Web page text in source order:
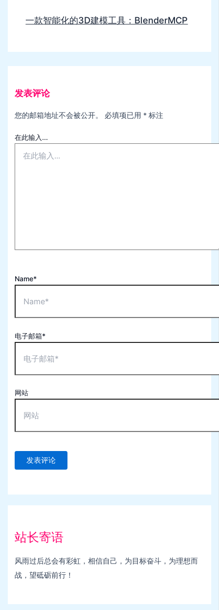
一款智能化的3D建模工具：BlenderMCP
发表评论
您的邮箱地址不会被公开。 必填项已用 * 标注
在此输入...
Name*
电子邮箱*
网站
站长寄语
风雨过后总会有彩虹，相信自己，为目标奋斗，为理想而
战，望砥砺前行！